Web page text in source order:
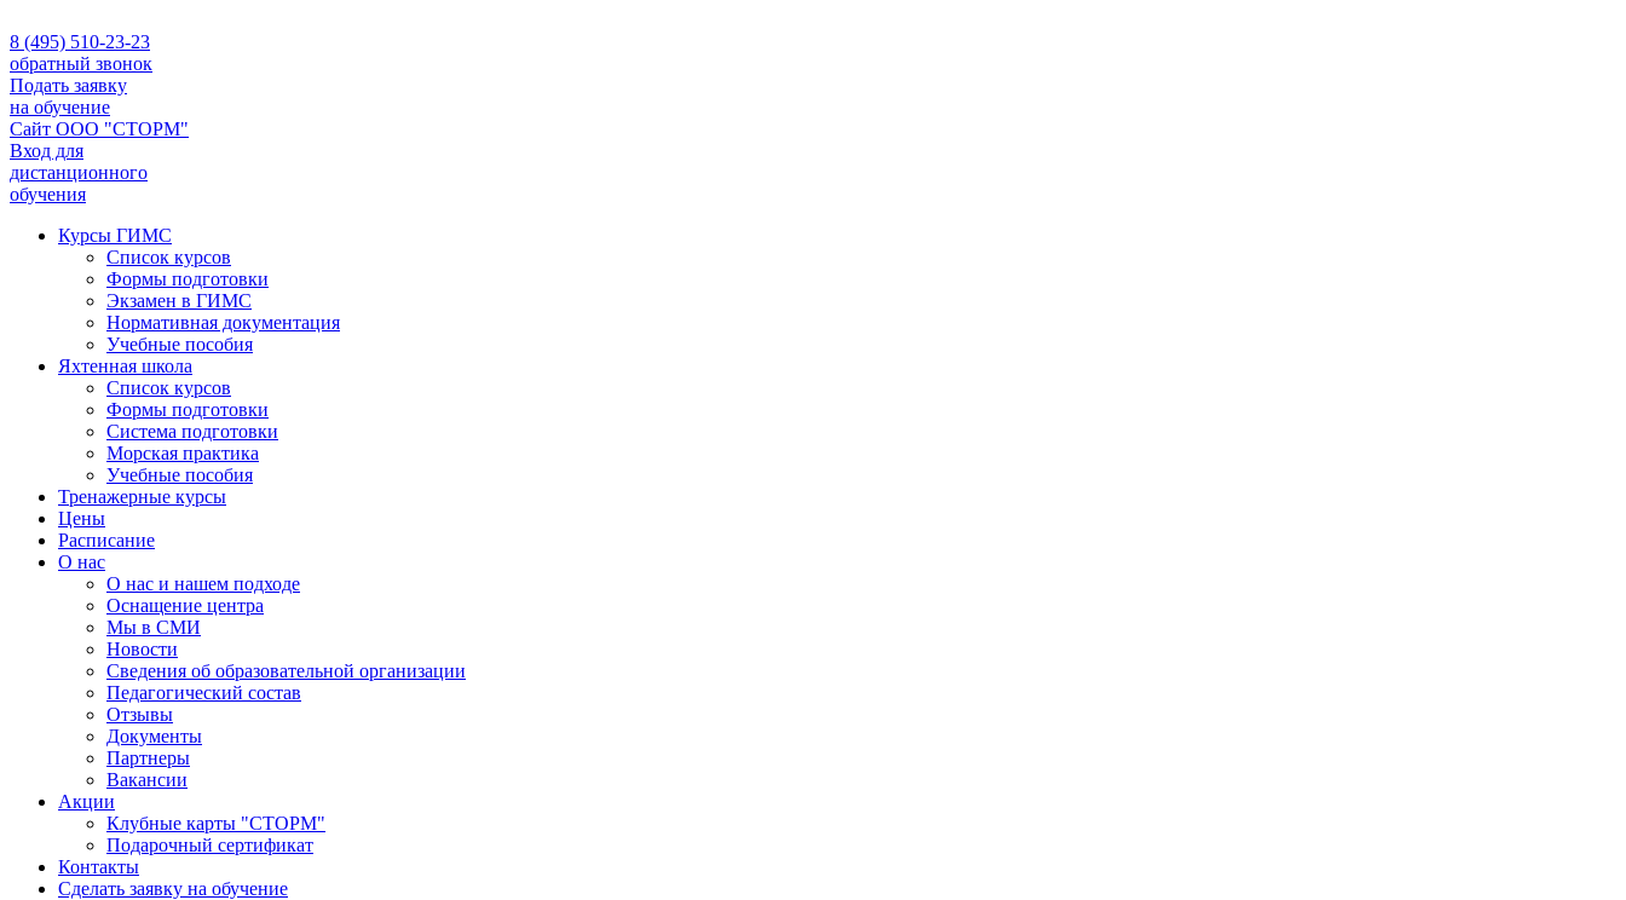
8 (495) 510-23-23
обратный звонок
Подать заявку
на обучение
Сайт ООО "СТОРМ"
Вход для
дистанционного
обучения
Курсы ГИМС
Список курсов
Формы подготовки
Экзамен в ГИМС
Нормативная документация
Учебные пособия
Яхтенная школа
Список курсов
Формы подготовки
Cистема подготовки
Морская практика
Учебные пособия
Тренажерные курсы
Цены
Расписание
О нас
О нас и нашем подходе
Оснащение центра
Мы в СМИ
Новости
Сведения об образовательной организации
Педагогический состав
Отзывы
Документы
Партнеры
Вакансии
Акции
Клубные карты "СТОРМ"
Подарочный сертификат
Контакты
Сделать заявку на обучение